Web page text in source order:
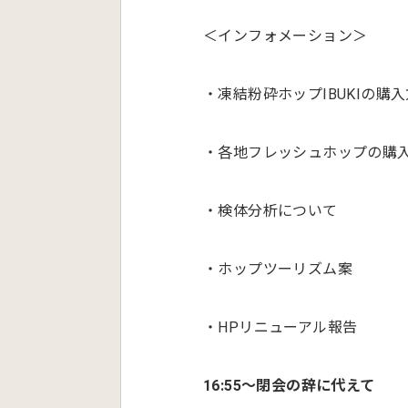
＜インフォメーション＞
・凍結粉砕ホップIBUKIの購
・各地フレッシュホップの購
・検体分析について
・ホップツーリズム案
・HPリニューアル報告
16:55〜閉会の辞に代えて